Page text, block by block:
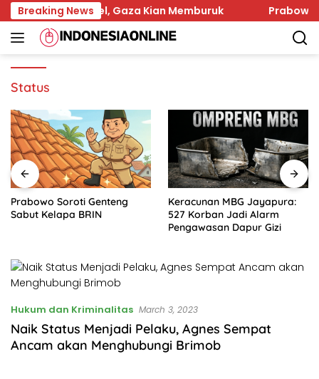
Skip
to
content
Breaking News
Israel, Gaza Kian Memburuk Prabowo
Status
Prabowo Soroti Genteng
Sabut Kelapa BRIN
Keracunan MBG Jayapura:
527 Korban Jadi Alarm
Pengawasan Dapur Gizi
Hukum dan Kriminalitas March 3, 2023
Naik Status Menjadi Pelaku, Agnes Sempat
Ancam akan Menghubungi Brimob